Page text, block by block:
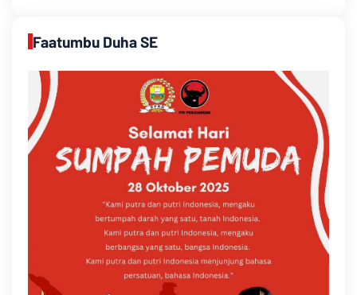
Faatumbu Duha SE